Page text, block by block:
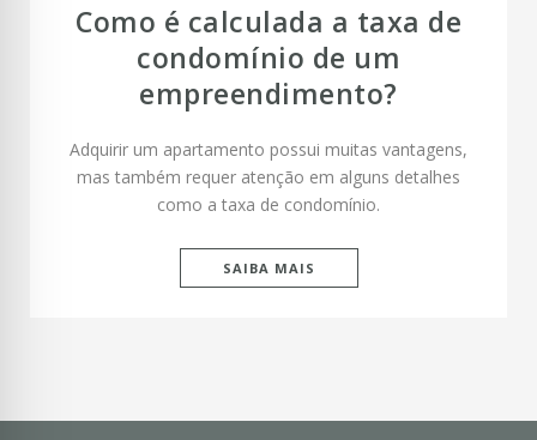
Como é calculada a taxa de
condomínio de um
empreendimento?
Adquirir um apartamento possui muitas vantagens,
mas também requer atenção em alguns detalhes
como a taxa de condomínio.
SAIBA MAIS